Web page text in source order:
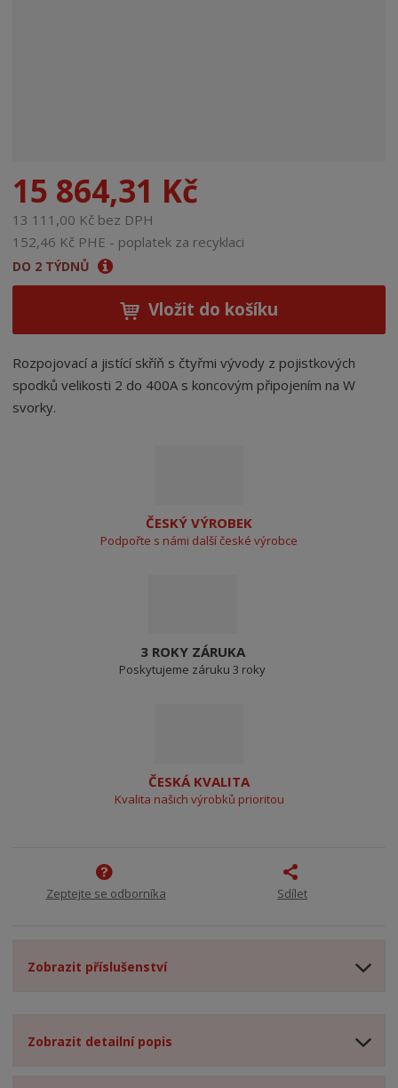
15 864,31 Kč
13 111,00 Kč bez DPH
152,46 Kč PHE - poplatek za recyklaci
DO 2 TÝDNŮ
Vložit do košíku
Rozpojovací a jistící skříň s čtyřmi vývody z pojistkových
spodků velikosti 2 do 400A s koncovým připojením na W
svorky.
ČESKÝ VÝROBEK
Podpořte s námi další české výrobce
3 ROKY ZÁRUKA
Poskytujeme záruku 3 roky
ČESKÁ KVALITA
Kvalita našich výrobků prioritou
Zeptejte se odborníka Sdílet
Zobrazit příslušenství
Zobrazit detailní popis